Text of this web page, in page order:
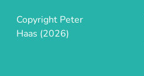
Copyright Peter
Haas (2026)